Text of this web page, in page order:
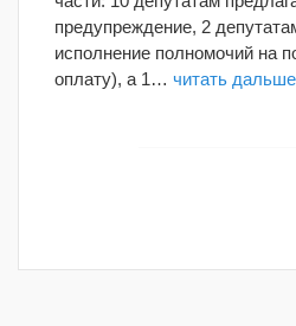
предупреждение, 2
исполнение полномочий на
оплату), а 1… читать